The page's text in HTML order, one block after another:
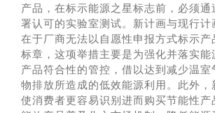
产品，在标示能源之星标志前，必须通
署认可的实验室测试。新计画与现行计
在于厂商无法以自愿性申报方式标示产
标章，这项举措主要是为强化并落实能
产品符合性的管控，借以达到减少温室
物排放所造成的低效能源利用。此外，
使消费者更容易识别进而购买节能性产